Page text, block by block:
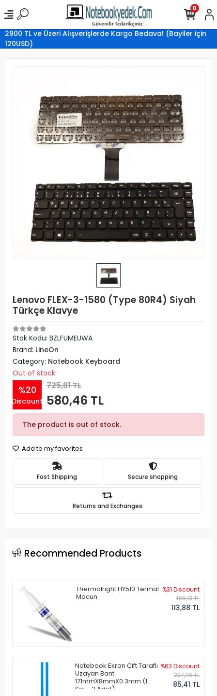
2900 TL ve Üzeri Alışverişlerde Kargo Bedava! (Bayiler için
120USD)
0
Lenovo FLEX-3-1580 (Type 80R4) Siyah
Türkçe Klavye
Stok Kodu: BZLFUMEUWA
Brand: LineOn
Category: Notebook Keyboard
Out of stock
%20
Discount
725,81 TL
580,46 TL
The product is out of stock.
Add to my favorites
Fast Shipping Secure shopping
Returns and Exchanges
Recommended Products
Thermalright HY510 Termal
Macun
%31 Discount
165,13 TL
113,88 TL
Notebook Ekran Çift Taraflı
Uzayan Bant
171mmX8mmX0.3mm (1
Set - 2 Adet)
%63 Discount
227,76 TL
85,41 TL